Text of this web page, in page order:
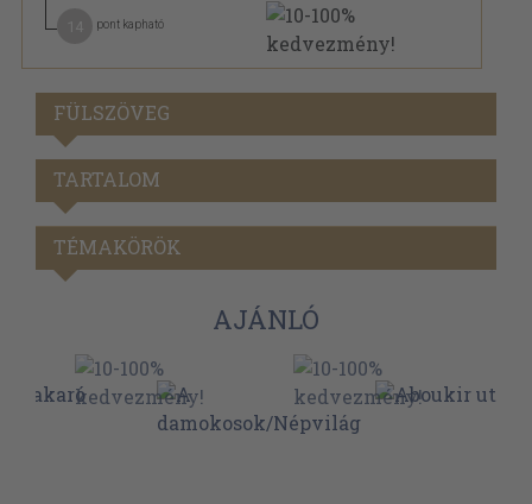
pont kapható
FÜLSZÖVEG
TARTALOM
TÉMAKÖRÖK
AJÁNLÓ